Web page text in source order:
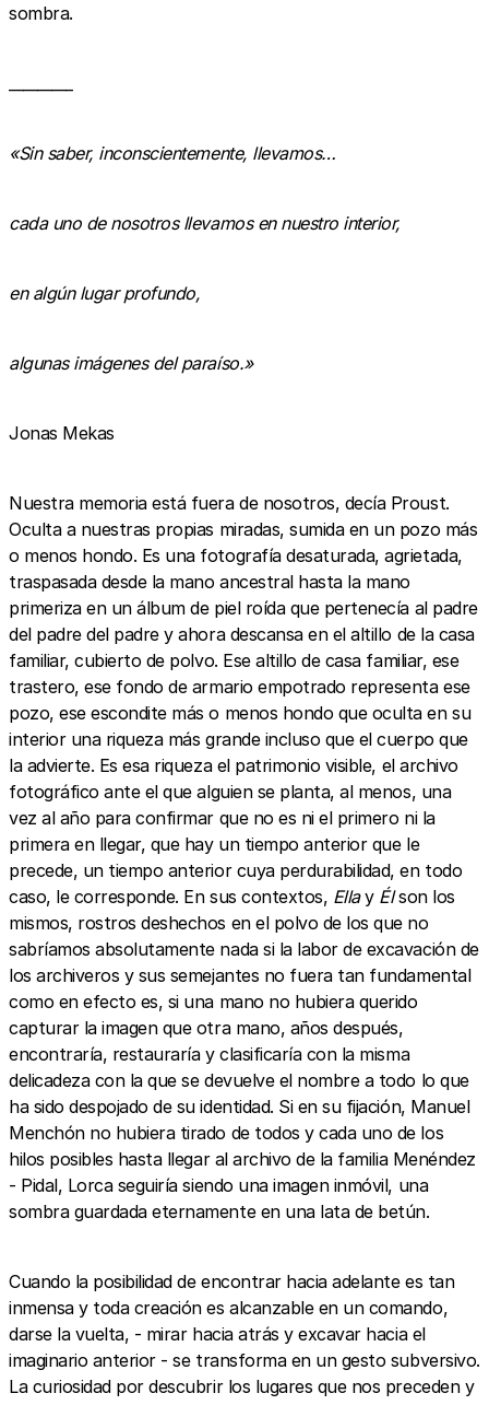
sombra.
_________
«Sin saber, inconscientemente, llevamos…
cada uno de nosotros llevamos en nuestro interior,
en algún lugar profundo,
algunas imágenes del paraíso.»
Jonas Mekas
Nuestra memoria está fuera de nosotros, decía Proust.
Oculta a nuestras propias miradas, sumida en un pozo más
o menos hondo. Es una fotografía desaturada, agrietada,
traspasada desde la mano ancestral hasta la mano
primeriza en un álbum de piel roída que pertenecía al padre
del padre del padre y ahora descansa en el altillo de la casa
familiar, cubierto de polvo. Ese altillo de casa familiar, ese
trastero, ese fondo de armario empotrado representa ese
pozo, ese escondite más o menos hondo que oculta en su
interior una riqueza más grande incluso que el cuerpo que
la advierte. Es esa riqueza el patrimonio visible, el archivo
fotográfico ante el que alguien se planta, al menos, una
vez al año para confirmar que no es ni el primero ni la
primera en llegar, que hay un tiempo anterior que le
precede, un tiempo anterior cuya perdurabilidad, en todo
caso, le corresponde. En sus contextos, Ellay Élson los
mismos, rostros deshechos en el polvo de los que no
sabríamos absolutamente nada si la labor de excavación de
los archiveros y sus semejantes no fuera tan fundamental
como en efecto es, si una mano no hubiera querido
capturar la imagen que otra mano, años después,
encontraría, restauraría y clasificaría con la misma
delicadeza con la que se devuelve el nombre a todo lo que
ha sido despojado de su identidad. Si en su fijación, Manuel
Menchón no hubiera tirado de todos y cada uno de los
hilos posibles hasta llegar al archivo de la familia Menéndez
- Pidal, Lorca seguiría siendo una imagen inmóvil, una
sombra guardada eternamente en una lata de betún.
Cuando la posibilidad de encontrar hacia adelante es tan
inmensa y toda creación es alcanzable en un comando,
darse la vuelta, - mirar hacia atrás y excavar hacia el
imaginario anterior - se transforma en un gesto subversivo.
La curiosidad por descubrir los lugares que nos preceden y